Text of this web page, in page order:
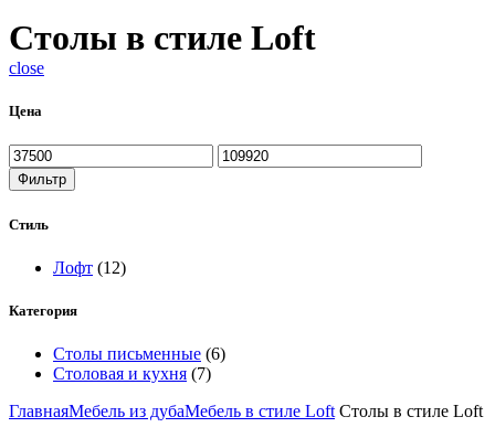
Столы в стиле Loft
close
Цена
Фильтр
Стиль
Лофт (12)
Категория
Столы письменные (6)
Столовая и кухня (7)
ГлавнаяМебель из дубаМебель в стиле Loft Столы в стиле Loft